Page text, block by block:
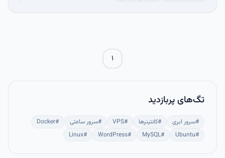
۱
تگ‌های پربازدید
#سرور ابری #کانتینرها #
VPS
#سرور ساعتی #
Docker
#
Ubuntu
#
MySQL
#
WordPress
#
Linux